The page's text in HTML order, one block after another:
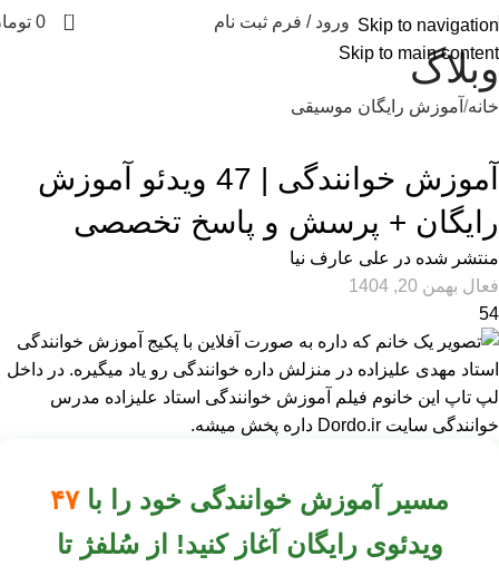
Skip to navigation
Skip to main content
ورود / فرم ثبت نام 0
0
وبلاگ
خانه آموزش رایگان موسیقی
آموزش خوانندگی | 47 ویدئو آموزش
رایگان + پرسش و پاسخ تخصصی
منتشر شده در
علی عارف نیا
فعال بهمن 20, 1404
54
مسیر آموزش خوانندگی خود را با۴۷
ویدئوی رایگان آغاز کنید! از سُلفژ تا